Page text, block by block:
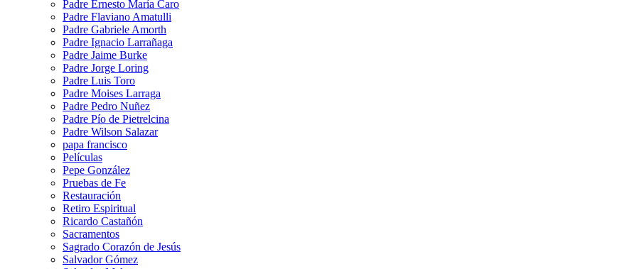
Padre Ernesto María Caro
Padre Flaviano Amatulli
Padre Gabriele Amorth
Padre Ignacio Larrañaga
Padre Jaime Burke
Padre Jorge Loring
Padre Luis Toro
Padre Moises Larraga
Padre Pedro Nuñez
Padre Pío de Pietrelcina
Padre Wilson Salazar
papa francisco
Películas
Pepe González
Pruebas de Fe
Restauración
Retiro Espiritual
Ricardo Castañón
Sacramentos
Sagrado Corazón de Jesús
Salvador Gómez